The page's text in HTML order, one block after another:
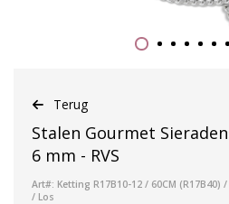
Terug
Stalen Gourmet
6 mm - RVS
Art#: Ketting R17B10-12 / 60CM
/ Los